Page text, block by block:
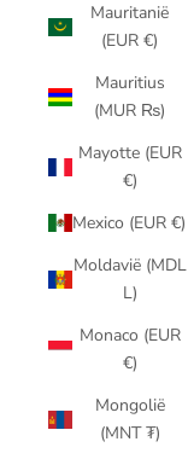
Mauritanië
(EUR €)
Mauritius
(MUR ₨)
Mayotte (EUR
€)
Mexico (EUR €)
Moldavië (MDL
L)
Monaco (EUR
€)
Mongolië
(MNT ₮)